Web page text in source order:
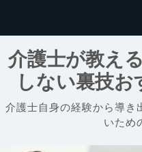
介護士が教え
しない裏技お
介護士自身の経験から導き
いため